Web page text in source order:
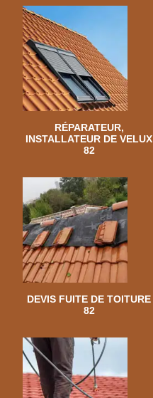
RÉPARATEUR,
INSTALLATEUR DE VELUX
82
DEVIS FUITE DE TOITURE
82